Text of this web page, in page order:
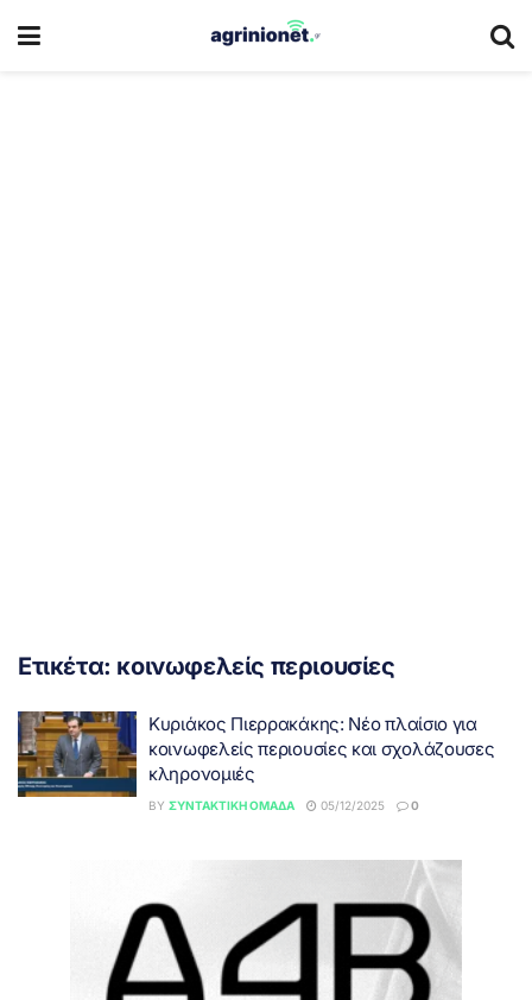
Ετικέτα: κοινωφελείς περιουσίες
Κυριάκος Πιερρακάκης: Νέο πλαίσιο για
κοινωφελείς περιουσίες και σχολάζουσες
κληρονομιές
BY ΣΥΝΤΑΚΤΙΚΉ ΟΜΆΔΑ 05/12/2025 0